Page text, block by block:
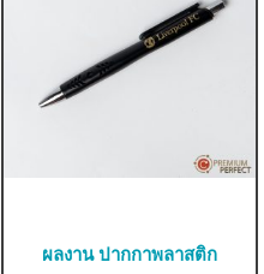
ผลงาน ปากกาพลาสติก